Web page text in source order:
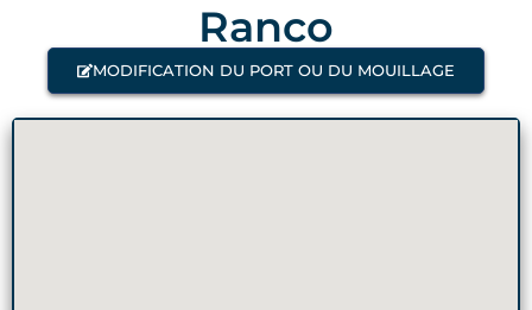
Ranco
MODIFICATION DU PORT OU DU MOUILLAGE